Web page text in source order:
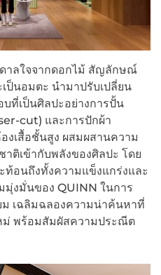
าลใจจากดอกไม้ สัญลักษณ์
ป็นอมตะ นำมาปรับเปลี่ยน
ที่เป็นศิลปะอย่างการปั้น
cut) และการปักผ้า
เสื้อชั้นสูง ผสมผสานความ
ติเข้ากับพลังของศิลปะ โดย
ท้อนถึงทั้งความแข็งแกร่งและ
มุ่งมั่นของ QUINN ในการ
ม เฉลิมฉลองความน่าค้นหาที่
ม่ พร้อมสัมผัสความประณีต